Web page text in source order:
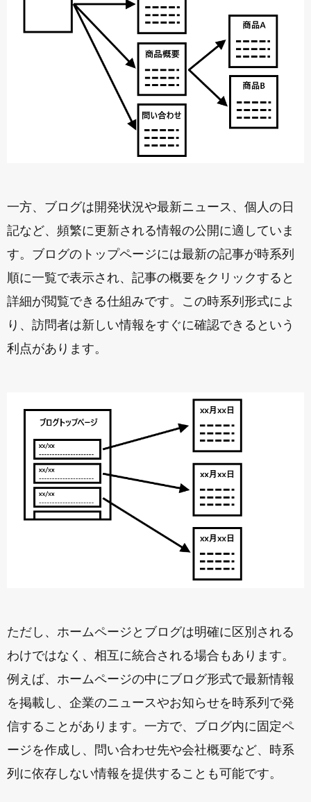
一方、ブログは開発状況や最新ニュース、個人の日
記など、頻繁に更新される情報の公開に適していま
す。ブログのトップページには最新の記事が時系列
順に一覧で表示され、記事の概要をクリックすると
詳細が閲覧できる仕組みです。この時系列形式によ
り、訪問者は新しい情報をすぐに確認できるという
利点があります。
ただし、ホームページとブログは明確に区別される
わけではなく、相互に統合される場合もあります。
例えば、ホームページの中にブログ形式で最新情報
を掲載し、企業のニュースやお知らせを時系列で発
信することがあります。一方で、ブログ内に固定ペ
ージを作成し、問い合わせ先や会社概要など、時系
列に依存しない情報を提供することも可能です。